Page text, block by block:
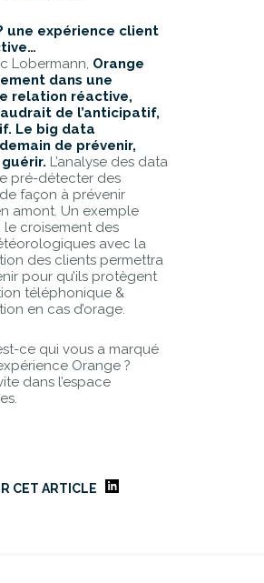
une expérience client
Lobermann, Orange
dans une
relation réactive,
de l’anticipatif,
Le big data
de prévenir,
L’analyse des data
pré-détecter des
façon à prévenir
amont. Un exemple
le croisement des
avec la
des clients permettra
pour qu’ils protègent
téléphonique &
en cas d’orage.
ce qui vous a marqué
Orange ?
dans l’espace
CET ARTICLE